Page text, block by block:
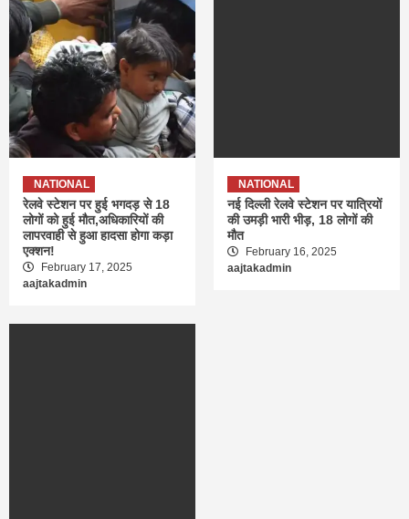
NATIONAL
रेलवे स्टेशन पर हुई भगदड़ से 18
लोगों को हुई मौत,अधिकारियों की
लापरवाही से हुआ हादसा होगा कड़ा
एक्शन!
February 17, 2025
aajtakadmin
NATIONAL
नई दिल्ली रेलवे स्टेशन पर यात्रियों
की उमड़ी भारी भीड़, 18 लोगों की
मौत
February 16, 2025
aajtakadmin